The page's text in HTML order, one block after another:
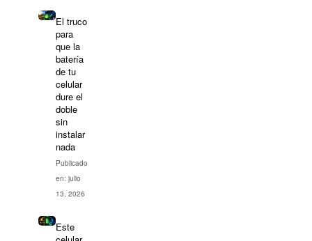
El truco
para
que la
batería
de tu
celular
dure el
doble
sin
instalar
nada
Publicado
en: julio
13, 2026
Este